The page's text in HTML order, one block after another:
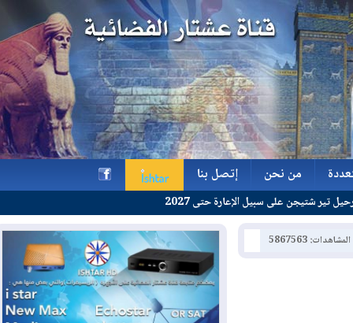
من نحن
من نحن
إتصل بنا
إتصل بناعلى سبيل الإعارة حتى 2027
5867563
h